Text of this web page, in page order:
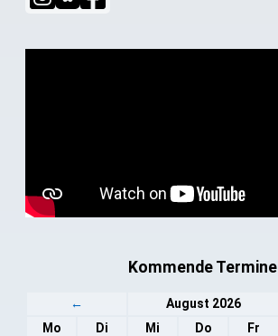
Kommende Termine
← August 2026
Mo
Di Mi Do Fr